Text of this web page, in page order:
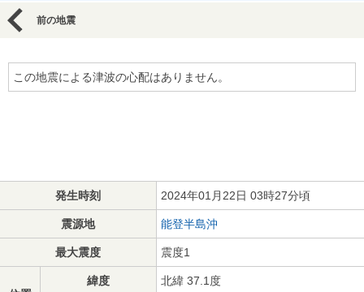
前の地震
この地震による津波の心配はありません。
発生時刻 2024年01月22日 03時27分頃
震源地 能登半島沖
最大震度 震度1
緯度 北緯 37.1度